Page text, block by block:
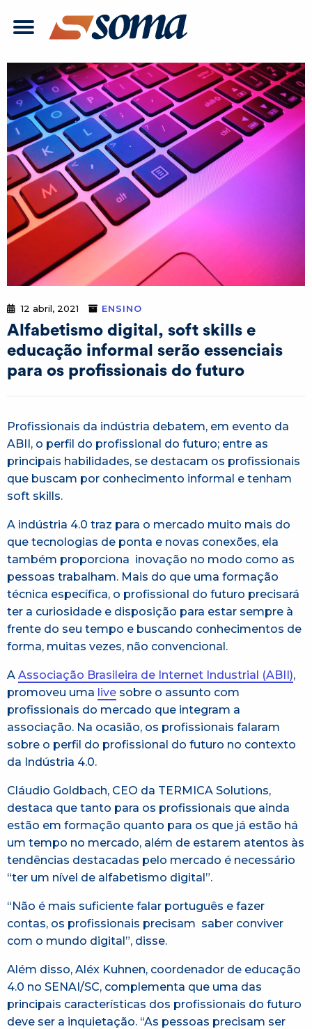
12 abril, 2021 ENSINO
Alfabetismo digital, soft skills e
educação informal serão essenciais
para os profissionais do futuro
Profissionais da indústria debatem, em evento da
ABII, o perfil do profissional do futuro; entre as
principais habilidades, se destacam os profissionais
que buscam por conhecimento informal e tenham
soft skills.
A indústria 4.0 traz para o mercado muito mais do
que tecnologias de ponta e novas conexões, ela
também proporciona inovação no modo como as
pessoas trabalham. Mais do que uma formação
técnica específica, o profissional do futuro precisará
ter a curiosidade e disposição para estar sempre à
frente do seu tempo e buscando conhecimentos de
forma, muitas vezes, não convencional.
A Associação Brasileira de Internet Industrial (ABII),
promoveu uma live sobre o assunto com
profissionais do mercado que integram a
associação. Na ocasião, os profissionais falaram
sobre o perfil do profissional do futuro no contexto
da Indústria 4.0.
Cláudio Goldbach, CEO da TERMICA Solutions,
destaca que tanto para os profissionais que ainda
estão em formação quanto para os que já estão há
um tempo no mercado, além de estarem atentos às
tendências destacadas pelo mercado é necessário
“ter um nível de alfabetismo digital”.
“Não é mais suficiente falar português e fazer
contas, os profissionais precisam saber conviver
com o mundo digital”, disse.
Além disso, Aléx Kuhnen, coordenador de educação
4.0 no SENAI/SC, complementa que uma das
principais características dos profissionais do futuro
deve ser a inquietação. “As pessoas precisam ser